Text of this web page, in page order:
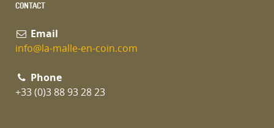
CONTACT
Email
info@la-malle-en-coin.com
Phone
+33 (0)3 88 93 28 23